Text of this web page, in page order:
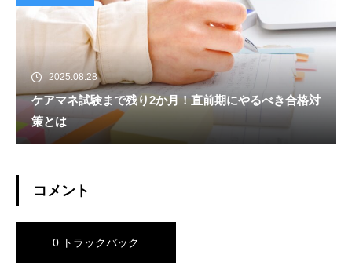
2025.08.28
ケアマネ試験まで残り2か月！直前期にやるべき合格対
策とは
コメント
0 トラックバック